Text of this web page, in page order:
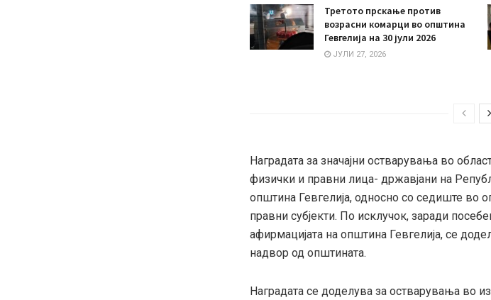
Третото прскање против
возрасни комарци во општина
Гевгелија на 30 јули 2026
ЈУЛИ 27, 2026
Наградата за значајни остварувања во
физички и правни лица- државјани на
општина Гевгелија, односно со седиште во
правни субјекти. По исклучок, заради
афирмацијата на општина Гевгелија, се
надвор од општината.
Наградата се доделува за остварувања во